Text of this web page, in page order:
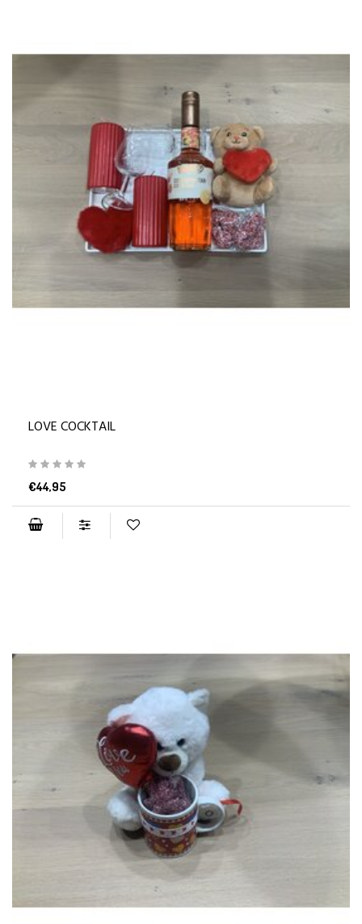
LOVE COCKTAIL
€44,95